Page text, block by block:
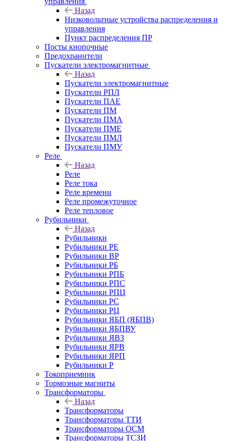
Назад
Низковольтные устройства распределения и
управления
Пункт распределения ПР
Посты кнопочные
Предохранители
Пускатели электромагнитные
Назад
Пускатели электромагнитные
Пускатели РПЛ
Пускатели ПАЕ
Пускатели ПМ
Пускатели ПМА
Пускатели ПМЕ
Пускатели ПМЛ
Пускатели ПМУ
Реле
Назад
Реле
Реле тока
Реле времени
Реле промежуточное
Реле тепловое
Рубильники
Назад
Рубильники
Рубильники РЕ
Рубильники ВР
Рубильники РБ
Рубильники РПБ
Рубильники РПС
Рубильники РПЦ
Рубильники РС
Рубильники РЦ
Рубильники ЯБП (ЯБПВ)
Рубильники ЯБПВУ
Рубильники ЯВЗ
Рубильники ЯРВ
Рубильники ЯРП
Рубильники Р
Токоприемник
Тормозные магниты
Трансформаторы
Назад
Трансформаторы
Трансформаторы ТТИ
Трансформаторы ОСМ
Трансформаторы ТСЗИ